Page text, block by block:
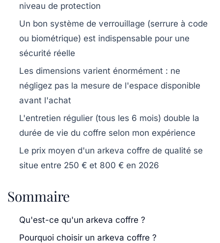
niveau de protection
Un bon système de verrouillage (serrure à code
ou biométrique) est indispensable pour une
sécurité réelle
Les dimensions varient énormément : ne
négligez pas la mesure de l'espace disponible
avant l'achat
L'entretien régulier (tous les 6 mois) double la
durée de vie du coffre selon mon expérience
Le prix moyen d'un arkeva coffre de qualité se
situe entre 250 € et 800 € en 2026
Sommaire
Qu'est-ce qu'un arkeva coffre ?
Pourquoi choisir un arkeva coffre ?